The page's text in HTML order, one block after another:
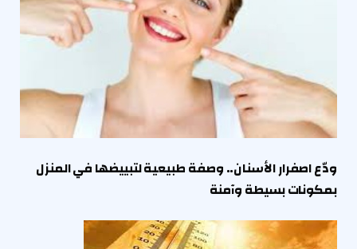
ودّع اصفرار الأسنان.. وصفة طبيعية لتبييضها في المنزل
بمكونات بسيطة وآمنة